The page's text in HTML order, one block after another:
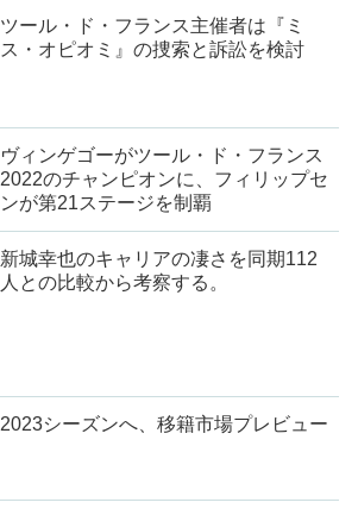
ツール・ド・フランス主催者は『ミ
ス・オピオミ』の捜索と訴訟を検討
ヴィンゲゴーがツール・ド・フランス
2022のチャンピオンに、フィリップセ
ンが第21ステージを制覇
新城幸也のキャリアの凄さを同期112
人との比較から考察する。
2023シーズンへ、移籍市場プレビュー